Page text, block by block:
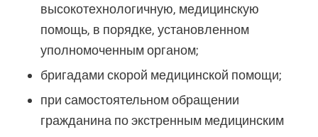
высокотехнологичную, медицинскую
помощь, в порядке, установленном
уполномоченным органом;
бригадами скорой медицинской помощи;
при самостоятельном обращении
гражданина по экстренным медицинским